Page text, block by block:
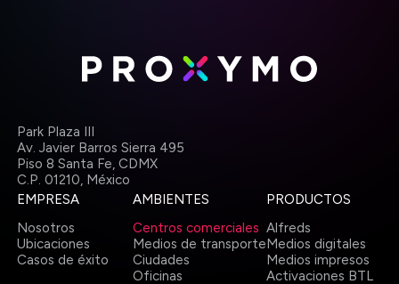
Park Plaza III
Av. Javier Barros Sierra 495
Piso 8 Santa Fe, CDMX
C.P. 01210, México
EMPRESA
Nosotros
Ubicaciones
Casos de éxito
AMBIENTES
Centros comerciales
Medios de transporte
Ciudades
Oficinas
PRODUCTOS
Alfreds
Medios digitales
Medios impresos
Activaciones BTL